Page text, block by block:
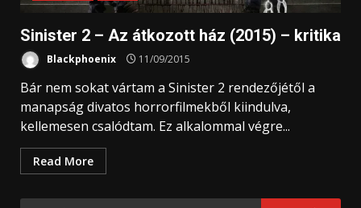
Sinister 2 – Az átkozott ház (2015) – kritika
Blackphoenix 11/09/2015
Bár nem sokat vártam a Sinister 2 rendezőjétől a
manapság divatos horrorfilmekből kiindulva,
kellemesen csalódtam. Ez alkalommal végre...
Read More